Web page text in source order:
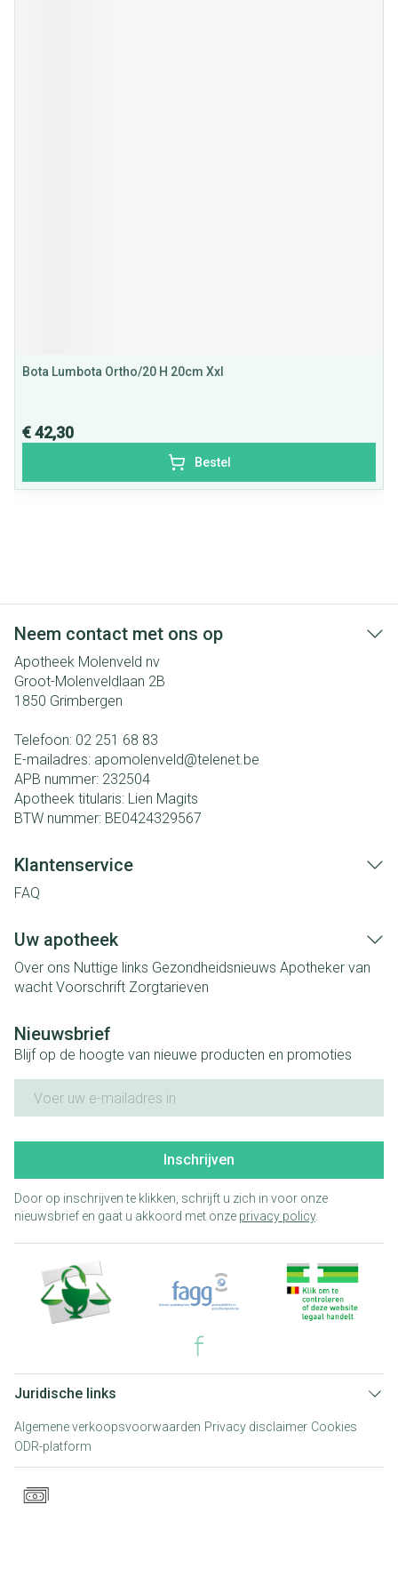
Bota Lumbota Ortho/20 H 20cm Xxl
€ 42,30
Bestel
Neem contact met ons op
Apotheek Molenveld nv
Groot-Molenveldlaan 2B
1850 Grimbergen
Telefoon: 02 251 68 83
E-mailadres: apomolenveld@telenet.be
APB nummer: 232504
Apotheek titularis: Lien Magits
BTW nummer: BE0424329567
Klantenservice
FAQ
Uw apotheek
Over ons Nuttige links Gezondheidsnieuws Apotheker van
wacht Voorschrift Zorgtarieven
Nieuwsbrief
Blijf op de hoogte van nieuwe producten en promoties
Inschrijven
Door op inschrijven te klikken, schrijft u zich in voor onze
nieuwsbrief en gaat u akkoord met onze privacy policy.
Juridische links
Algemene verkoopsvoorwaarden Privacy disclaimer Cookies
ODR-platform